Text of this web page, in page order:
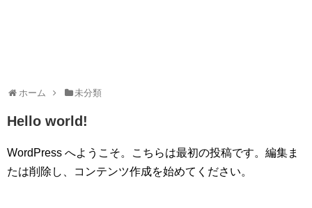
ホーム 未分類
Hello world!
WordPress へようこそ。こちらは最初の投稿です。編集ま
たは削除し、コンテンツ作成を始めてください。